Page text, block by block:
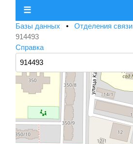
☰
Базы данных • Отделения связи
914493
Справка